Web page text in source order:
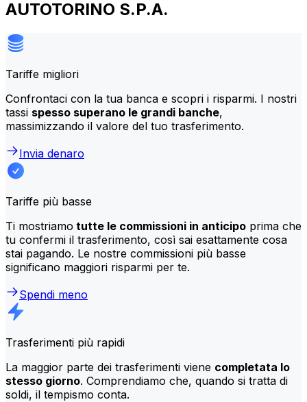
AUTOTORINO S.P.A.
Tariffe migliori
Confrontaci con la tua banca e scopri i risparmi. I nostri
tassi spesso superano le grandi banche,
massimizzando il valore del tuo trasferimento.
Invia denaro
Tariffe più basse
Ti mostriamo tutte le commissioni in anticipo prima che
tu confermi il trasferimento, così sai esattamente cosa
stai pagando. Le nostre commissioni più basse
significano maggiori risparmi per te.
Spendi meno
Trasferimenti più rapidi
La maggior parte dei trasferimenti viene completata lo
stesso giorno. Comprendiamo che, quando si tratta di
soldi, il tempismo conta.